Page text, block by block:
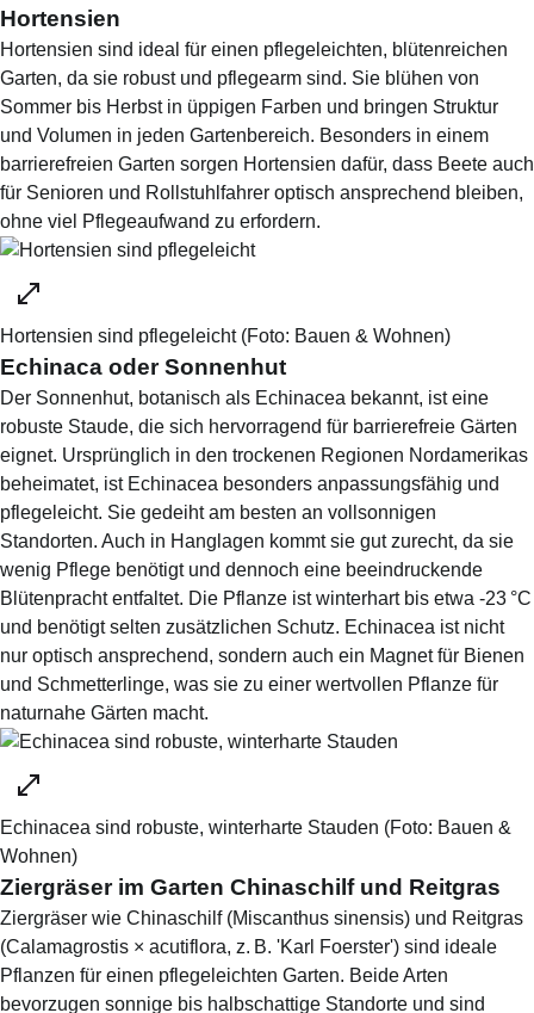
Hortensien
Hortensien sind ideal für einen pflegeleichten, blütenreichen
Garten, da sie robust und pflegearm sind. Sie blühen von
Sommer bis Herbst in üppigen Farben und bringen Struktur
und Volumen in jeden Gartenbereich. Besonders in einem
barrierefreien Garten sorgen Hortensien dafür, dass Beete auch
für Senioren und Rollstuhlfahrer optisch ansprechend bleiben,
ohne viel Pflegeaufwand zu erfordern.
Hortensien sind pflegeleicht (Foto: Bauen & Wohnen)
Echinaca oder Sonnenhut
Der Sonnenhut, botanisch als Echinacea bekannt, ist eine
robuste Staude, die sich hervorragend für barrierefreie Gärten
eignet. Ursprünglich in den trockenen Regionen Nordamerikas
beheimatet, ist Echinacea besonders anpassungsfähig und
pflegeleicht. Sie gedeiht am besten an vollsonnigen
Standorten. Auch in Hanglagen kommt sie gut zurecht, da sie
wenig Pflege benötigt und dennoch eine beeindruckende
Blütenpracht entfaltet. Die Pflanze ist winterhart bis etwa -23 °C
und benötigt selten zusätzlichen Schutz. Echinacea ist nicht
nur optisch ansprechend, sondern auch ein Magnet für Bienen
und Schmetterlinge, was sie zu einer wertvollen Pflanze für
naturnahe Gärten macht.
Echinacea sind robuste, winterharte Stauden (Foto: Bauen &
Wohnen)
Ziergräser im Garten Chinaschilf und Reitgras
Ziergräser wie Chinaschilf (Miscanthus sinensis) und Reitgras
(Calamagrostis × acutiflora, z. B. 'Karl Foerster') sind ideale
Pflanzen für einen pflegeleichten Garten. Beide Arten
bevorzugen sonnige bis halbschattige Standorte und sind